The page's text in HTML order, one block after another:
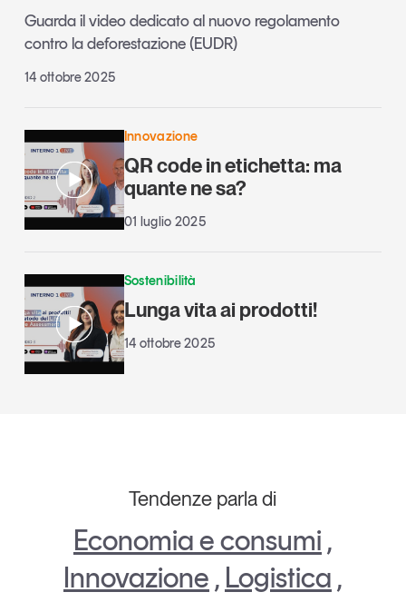
Guarda il video dedicato al nuovo regolamento
contro la deforestazione (EUDR)
14 ottobre 2025
Innovazione
QR code in etichetta: ma
quante ne sa?
01 luglio 2025
Sostenibilità
Lunga vita ai prodotti!
14 ottobre 2025
Tendenze parla di
Economia e consumi ,
Innovazione , Logistica ,